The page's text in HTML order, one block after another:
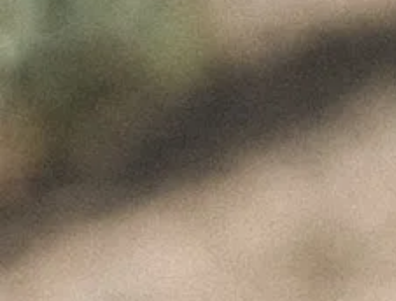
Gemini_Generated_Image_wxyrrwxyrrwxy